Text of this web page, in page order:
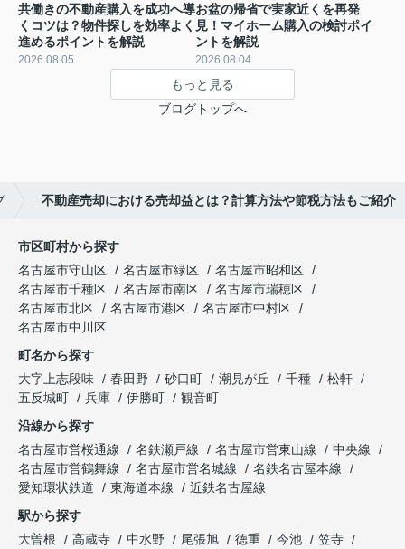
共働きの不動産購入を成功へ導
くコツは？物件探しを効率よく
進めるポイントを解説
2026.08.05
お盆の帰省で実家近くを再発
見！マイホーム購入の検討ポイ
ントを解説
2026.08.04
もっと見る
ブログトップへ
不動産売却における売却益とは？計算方法や節税方法もご紹介
市区町村から探す
名古屋市守山区
名古屋市緑区
名古屋市昭和区
名古屋市千種区
名古屋市南区
名古屋市瑞穂区
名古屋市北区
名古屋市港区
名古屋市中村区
名古屋市中川区
町名から探す
大字上志段味
春田野 砂口町 潮見が丘 千種
松軒
五反城町
兵庫 伊勝町
観音町
沿線から探す
名古屋市営桜通線
名鉄瀬戸線 名古屋市営東山線
中央線
名古屋市営鶴舞線
名古屋市営名城線
名鉄名古屋本線
愛知環状鉄道
東海道本線
近鉄名古屋線
駅から探す
大曽根
高蔵寺 中水野 尾張旭 徳重 今池
笠寺